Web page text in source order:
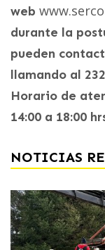
web
durante la
pueden
llamando al
Horario de
14:00 a 18:00
NOTICIAS